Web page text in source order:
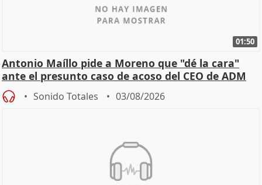
01:50
Antonio Maíllo pide a Moreno que "dé la cara"
ante el presunto caso de acoso del CEO de ADM
Sonido Totales 03/08/2026